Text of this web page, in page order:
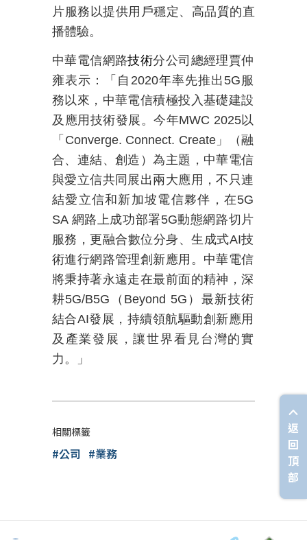
片服務以提供用戶穩定、高品質的直
播體驗。
中華電信網路技術分公司總經理賈仲
雍表示：「自 2020年率先推出 5G 服
務以來，中華電信積極投入基礎建設
及應用技術發展。今年MWC 2025以
「 Converge. Connect. Create」（融
合、連結、創造）為主題，中華電信
與愛立信共同展出兩大應用，不只連
結愛立信和新加坡電信夥伴，在5G
SA 網路上成功部署5G動態網路切片
服務，更融合數位分身、生成式AI技
術進行網路管理創新應用。中華電信
將秉持著永遠走在最前面的精神，深
耕5G/B5G （ Beyond 5G ）最新技術
結合AI發展，持續領航驅動創新應用
及產業發展，讓世界看見台灣的實
力。」
相關標籤
#公司 #業務
返
回
頂
部